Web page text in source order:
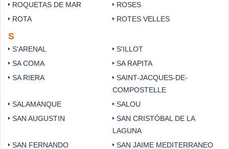
ROQUETAS DE MAR
ROSES
ROTA
ROTES VELLES
S
S'ARENAL
S'ILLOT
SA COMA
SA RAPITA
SA RIERA
SAINT-JACQUES-DE-
COMPOSTELLE
SALAMANQUE
SALOU
SAN AUGUSTIN
SAN CRISTÓBAL DE LA
LAGUNA
SAN FERNANDO
SAN JAIME MEDITERRANEO